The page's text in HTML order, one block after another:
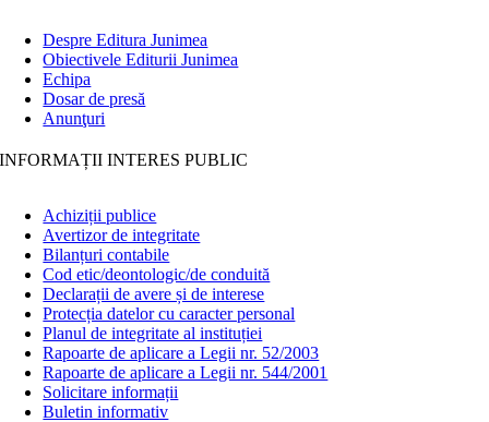
Despre Editura Junimea
Obiectivele Editurii Junimea
Echipa
Dosar de presă
Anunţuri
INFORMAȚII INTERES PUBLIC
Achiziții publice
Avertizor de integritate
Bilanțuri contabile
Cod etic/deontologic/de conduită
Declarații de avere și de interese
Protecția datelor cu caracter personal
Planul de integritate al instituției
Rapoarte de aplicare a Legii nr. 52/2003
Rapoarte de aplicare a Legii nr. 544/2001
Solicitare informații
Buletin informativ